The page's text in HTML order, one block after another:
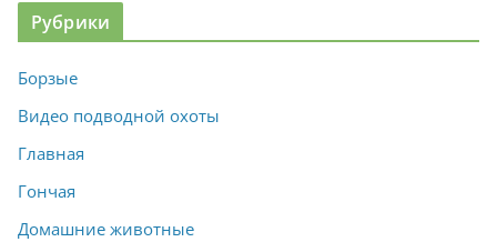
Рубрики
Борзые
Видео подводной охоты
Главная
Гончая
Домашние животные